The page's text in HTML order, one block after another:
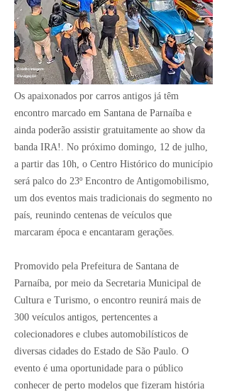
Divulgação
Crédito Imagem:
Os apaixonados por carros antigos já têm
encontro marcado em Santana de Parnaíba e
ainda poderão assistir gratuitamente ao show da
banda IRA!. No próximo domingo, 12 de julho,
a partir das 10h, o Centro Histórico do município
será palco do 23º Encontro de Antigomobilismo,
um dos eventos mais tradicionais do segmento no
país, reunindo centenas de veículos que
marcaram época e encantaram gerações.
Promovido pela Prefeitura de Santana de
Parnaíba, por meio da Secretaria Municipal de
Cultura e Turismo, o encontro reunirá mais de
300 veículos antigos, pertencentes a
colecionadores e clubes automobilísticos de
diversas cidades do Estado de São Paulo. O
evento é uma oportunidade para o público
conhecer de perto modelos que fizeram história